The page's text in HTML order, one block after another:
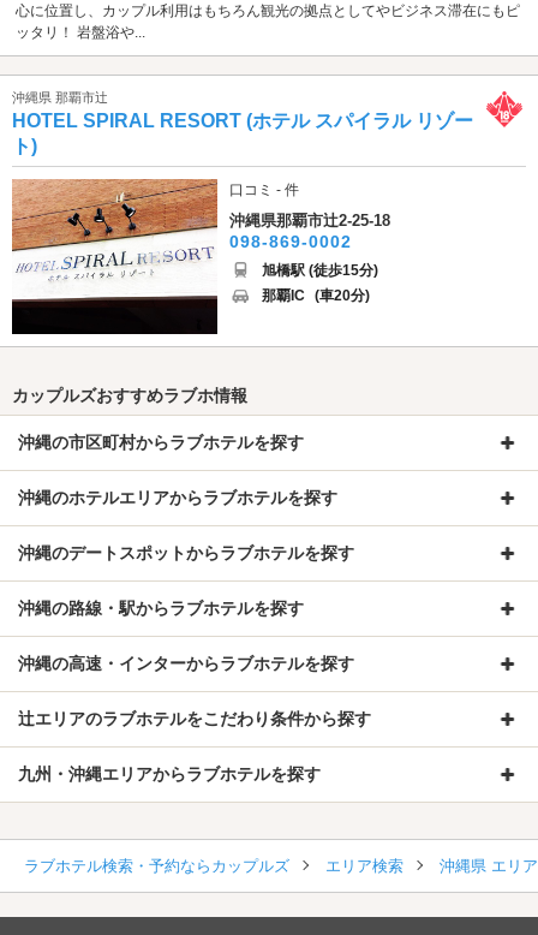
心に位置し、カップル利用はもちろん観光の拠点としてやビジネス滞在にもピ
ッタリ！ 岩盤浴や...
沖縄県 那覇市辻
HOTEL SPIRAL RESORT (ホテル スパイラル リゾー
ト)
口コミ - 件
沖縄県那覇市辻2-25-18
098-869-0002
旭橋駅 (徒歩15分)
那覇IC (車20分)
カップルズおすすめラブホ情報
沖縄の市区町村からラブホテルを探す
沖縄のホテルエリアからラブホテルを探す
沖縄のデートスポットからラブホテルを探す
沖縄の路線・駅からラブホテルを探す
沖縄の高速・インターからラブホテルを探す
辻エリアのラブホテルをこだわり条件から探す
九州・沖縄エリアからラブホテルを探す
ラブホテル検索・予約ならカップルズ エリア検索 沖縄県 エリ